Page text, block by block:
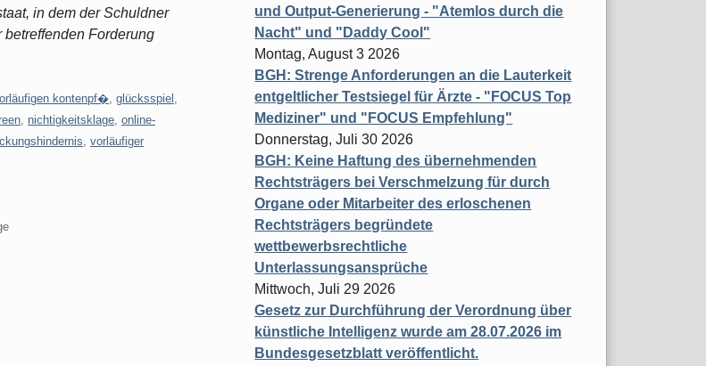
in dem der Schuldner
Forderung
kontenpf� glücksspiel
nichtigkeitsklage online-
vorläufiger
und Output-Generierung - "Atemlos durch die
Nacht" und "Daddy Cool"
Montag, August 3 2026
BGH: Strenge Anforderungen an die Lauterkeit
entgeltlicher Testsiegel für Ärzte - "FOCUS Top
Mediziner" und "FOCUS Empfehlung"
Donnerstag, Juli 30 2026
BGH: Keine Haftung des übernehmenden
Rechtsträgers bei Verschmelzung für durch
Organe oder Mitarbeiter des erloschenen
Rechtsträgers begründete
wettbewerbsrechtliche
Unterlassungsansprüche
Mittwoch, Juli 29 2026
Gesetz zur Durchführung der Verordnung über
künstliche Intelligenz wurde am 28.07.2026 im
Bundesgesetzblatt veröffentlicht.